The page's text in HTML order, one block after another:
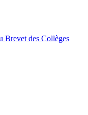
Brevet des Collèges